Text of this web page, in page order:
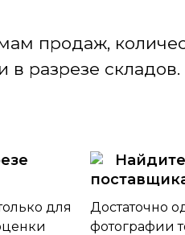
продаж,
разрезе складов.
для
Найдите
Достаточно
фотографии